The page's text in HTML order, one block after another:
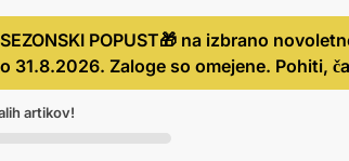
POPUST🎁 na izbrano
31.8.2026. Zaloge so omejene. Pohiti,
artikov!